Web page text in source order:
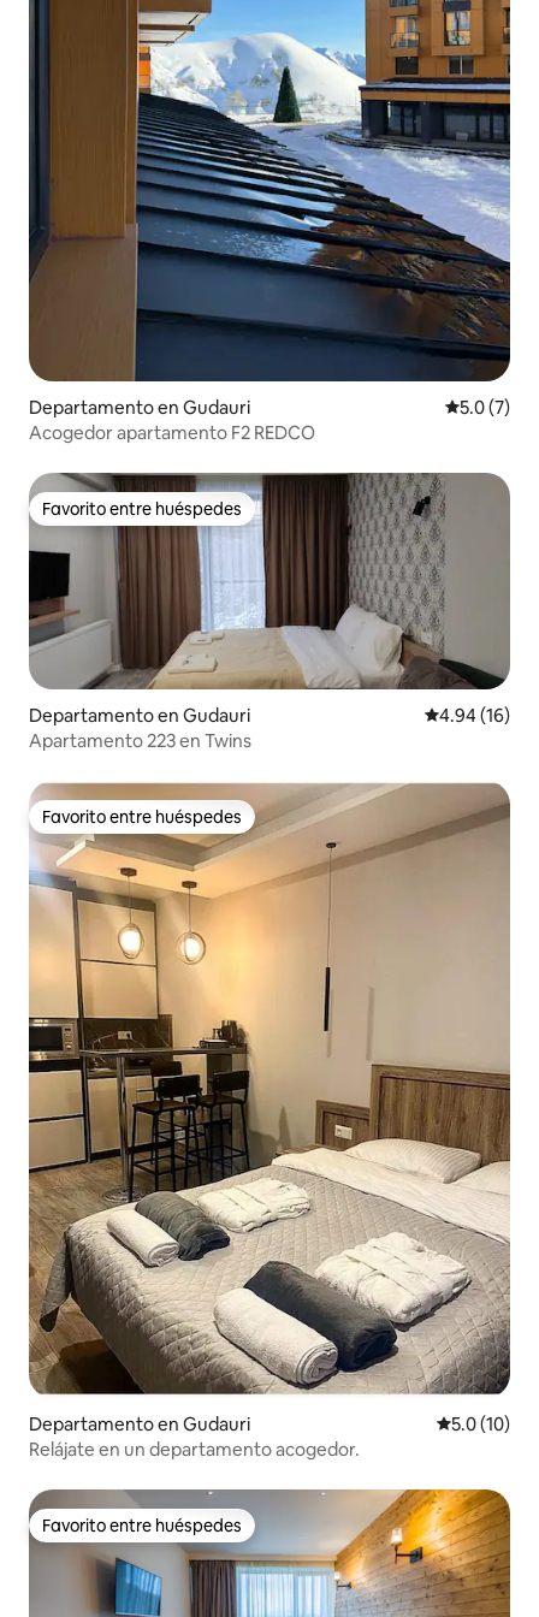
Departamento en Gudauri
5.0 (7)
Acogedor apartamento F2 REDCO
Favorito entre huéspedes
Favorito entre huéspedes
Departamento en Gudauri Calificación
4.94 (16)
Apartamento 223 en Twins
Favorito entre huéspedes
Favorito entre huéspedes
Departamento en Gudauri Calificación
5.0 (10)
Relájate en un departamento acogedor.
Favorito entre huéspedes
Favorito entre huéspedes